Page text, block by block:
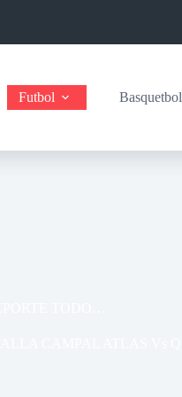
Futbol Basquetbol